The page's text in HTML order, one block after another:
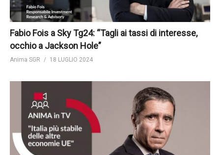
Fabio Fois a Sky Tg24: “Tagli ai tassi di interesse,
occhio a Jackson Hole”
Anima SGR 18 LUGLIO 2024